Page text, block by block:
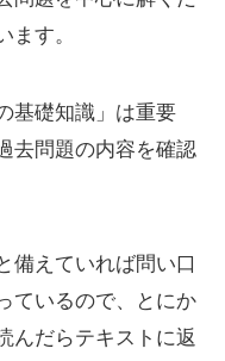
ます。
基礎知識」は重要
去問題の内容を確認
備えていれば問い口
ているので、とにか
んだらテキストに返